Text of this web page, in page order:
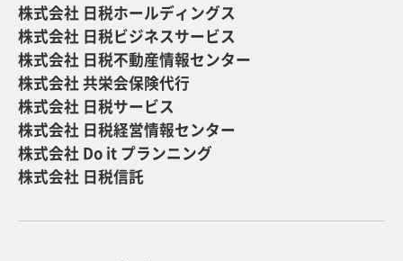
株式会社 日税ホールディングス
株式会社 日税ビジネスサービス
株式会社 日税不動産情報センター
株式会社 共栄会保険代行
株式会社 日税サービス
株式会社 日税経営情報センター
株式会社 Do it プランニング
株式会社 日税信託